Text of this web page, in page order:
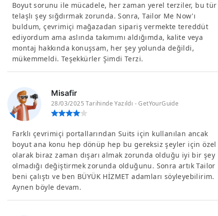
Boyut sorunu ile mücadele, her zaman yerel terziler, bu tür
telaşlı şey sığdırmak zorunda. Sonra, Tailor Me Now'ı
buldum, çevrimiçi mağazadan sipariş vermekte tereddüt
ediyordum ama aslında takımımı aldığımda, kalite veya
montaj hakkında konuşsam, her şey yolunda değildi,
mükemmeldi. Teşekkürler Şimdi Terzi.
Misafir
28/03/2025 Tarihinde Yazıldı - GetYourGuide
Farklı çevrimiçi portallarından Suits için kullanılan ancak
boyut ana konu hep dönüp hep bu gereksiz şeyler için özel
olarak biraz zaman dışarı almak zorunda olduğu iyi bir şey
olmadığı değiştirmek zorunda olduğunu. Sonra artık Tailor
beni çalıştı ve ben BÜYÜK HİZMET adamları söyleyebilirim.
Aynen böyle devam.